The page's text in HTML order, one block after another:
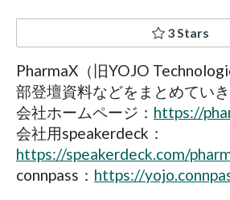
3 Stars
PharmaX（旧YOJO
部登壇資料などをまとめていき
会社ホームページ： https://
会社用speakerdeck：
https://speakerdeck.com/
connpass： https://